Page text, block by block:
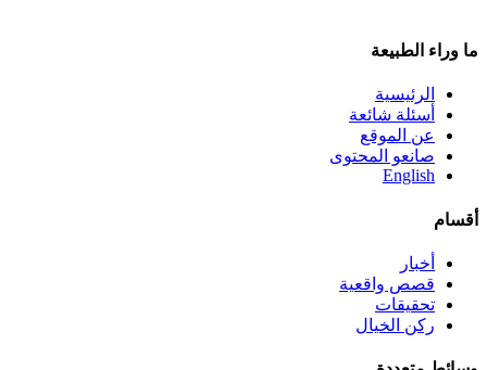
ما وراء الطبيعة
الرئيسية
أسئلة شائعة
عن الموقع
صانعو المحتوى
English
أقسام
أخبار
قصص واقعية
تحقيقات
ركن الخيال